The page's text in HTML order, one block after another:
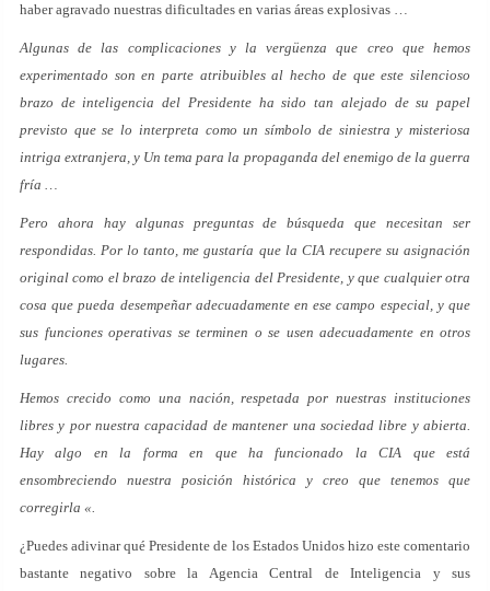
haber agravado nuestras dificultades en varias áreas explosivas …
Algunas de las complicaciones y la vergüenza que creo que hemos
experimentado son en parte atribuibles al hecho de que este silencioso
brazo de inteligencia del Presidente ha sido tan alejado de su papel
previsto que se lo interpreta como un símbolo de siniestra y misteriosa
intriga extranjera, y Un tema para la propaganda del enemigo de la guerra
fría …
Pero ahora hay algunas preguntas de búsqueda que necesitan ser
respondidas. Por lo tanto, me gustaría que la CIA recupere su asignación
original como el brazo de inteligencia del Presidente, y que cualquier otra
cosa que pueda desempeñar adecuadamente en ese campo especial, y que
sus funciones operativas se terminen o se usen adecuadamente en otros
lugares.
Hemos crecido como una nación, respetada por nuestras instituciones
libres y por nuestra capacidad de mantener una sociedad libre y abierta.
Hay algo en la forma en que ha funcionado la CIA que está
ensombreciendo nuestra posición histórica y creo que tenemos que
corregirla «.
¿Puedes adivinar qué Presidente de los Estados Unidos hizo este comentario
bastante negativo sobre la Agencia Central de Inteligencia y sus